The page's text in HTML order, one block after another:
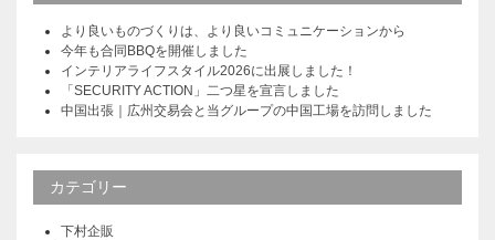
より良いものづくりは、より良いコミュニケーションから
今年も合同BBQを開催しました
インテリアライフスタイル2026に出展しました！
「SECURITY ACTION」二つ星を宣言しました
中国出張｜広州交易会と当グループの中国工場を訪問しました
カテゴリー
下村企販